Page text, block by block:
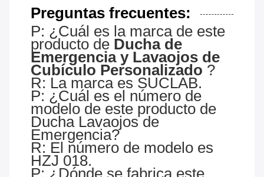
Preguntas frecuentes:
P: ¿Cuál es la marca de este
producto de Ducha de
Emergencia y Lavaojos de
Cubículo Personalizado ?
R: La marca es SUCLAB.
P: ¿Cuál es el número de
modelo de este producto de
Ducha Lavaojos de
Emergencia?
R: El número de modelo es
HZJ 018.